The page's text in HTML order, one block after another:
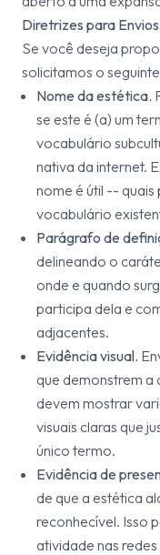
Diretrizes para Envios
Se você deseja
solicitamos o
Nome da estética.
se este é (a) um
vocabulário
nativa da internet.
nome é útil -- quais
vocabulário
Parágrafo de
delineando o
onde e quando
participa dela e
adjacentes.
Evidência visual.
que demonstrem a
devem mostrar
visuais claras que
único termo.
Evidência de
de que a estética
reconhecível. Isso
atividade nas